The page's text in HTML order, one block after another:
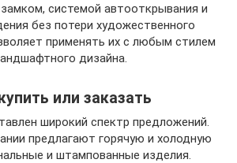
системой автооткрывания и
без потери художественного
применять их с любым стилем
дизайна.
или заказать
широкий спектр предложений.
предлагают горячую и холодную
и штампованные изделия.